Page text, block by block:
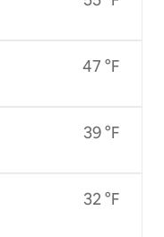
47 °F
39 °F
32 °F